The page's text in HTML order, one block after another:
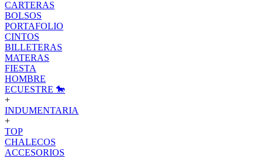
CARTERAS
BOLSOS
PORTAFOLIO
CINTOS
BILLETERAS
MATERAS
FIESTA
HOMBRE
ECUESTRE 🐎
+
INDUMENTARIA
+
TOP
CHALECOS
ACCESORIOS